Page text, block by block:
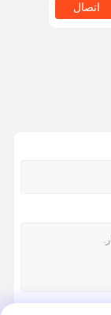
Company
اتصال